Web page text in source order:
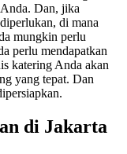
Dan, jika
di mana
mungkin perlu
perlu mendapatkan
katering Anda akan
yang tepat. Dan
di Jakarta